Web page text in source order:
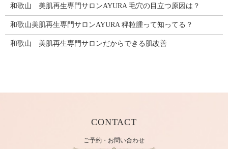
和歌山 美肌再生専門サロンAYURA 毛穴の目立つ原因は？
和歌山美肌再生専門サロンAYURA 稗粒腫って知ってる？
和歌山 美肌再生専門サロンだからできる肌改善
CONTACT
ご予約・お問い合わせ